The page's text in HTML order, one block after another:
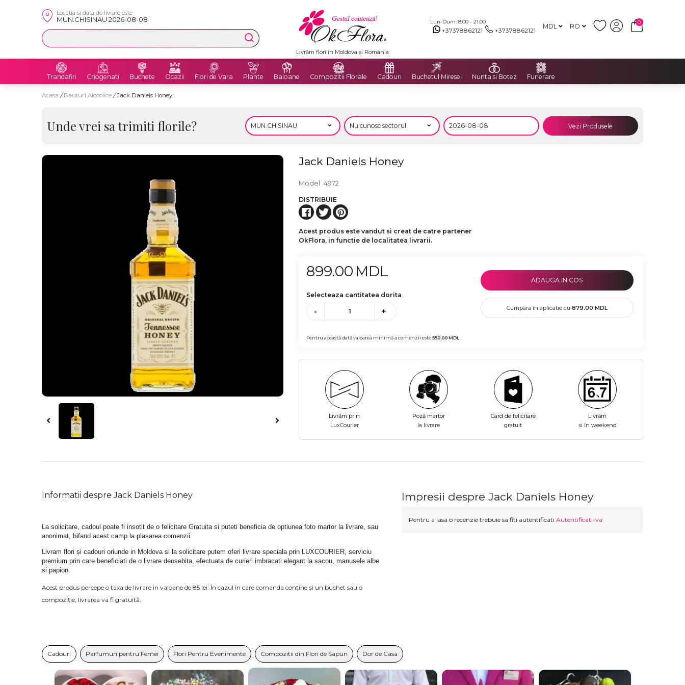
Locatia si data de livrare este
MUN.CHISINAU 2026-08-08 Lun-Dum: 8:00 - 21:00
+37378862121 +37378862121 MDL RO
0
Livrăm flori în Moldova și România
Trandafiri Criogenati Buchete Ocazii Flori de Vara Plante Baloane Compozitii Florale Cadouri Buchetul Miresei Nunta si Botez Funerare
Acasa / Bauturi Alcoolice / Jack Daniels Honey
Unde vrei sa trimiti florile? Vezi Produsele
Jack Daniels Honey
Model 4972
DISTRIBUIE
Acest produs este vandut si creat de catre partener
OkFlora, in functie de localitatea livrarii.
899.00 MDL
Selecteaza cantitatea dorita
- +
Pentru această dată valoarea minimă a comenzii este550.00MDL
ADAUGA IN COS
Cumpara in aplicatie cu879.00 MDL
Livrăm prin
LuxCourier
Poză martor
la livrare
Card de felicitare
gratuit
Livrăm
și în weekend
Informatii despre Jack Daniels Honey
La solicitare, cadoul poate fi insotit de o felicitare Gratuita si puteti beneficia de optiunea foto martor la livrare, sau
anonimat, bifand acest camp la plasarea comenzii.
Livram flori și cadouri oriunde in Moldova si la solicitare putem oferi livrare speciala prin LUXCOURIER, serviciu
premium prin care beneficiati de o livrare deosebita, efectuata de curieri imbracati elegant la sacou, manusele albe
si papion.
Acest produs percepe o taxa de livrare in valoane de 85 lei. În cazul în care comanda conține și un buchet sau o
compoziție, livrarea va fi gratuită.
Impresii despre Jack Daniels Honey
Pentru a lasa o recenzie trebuie sa fiti autentificati Autentificati-va
Cadouri Parfumuri pentru Femei Flori Pentru Evenimente Compozitii din Flori de Sapun Dor de Casa